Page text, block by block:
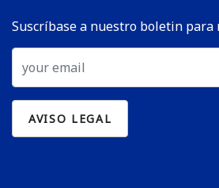
Suscríbase a nuestro boletin